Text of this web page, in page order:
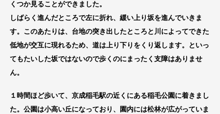
くつか見ることができました。
しばらく進んだところで左に折れ、緩い上り坂を進んでいきま
す。このあたりは、台地の突き出したところと川によってできた
低地が交互に現れるため、道は上り下りをくり返します。といっ
てもたいした坂ではないので歩くのにまったく支障はありませ
ん。
１時間ほど歩いて、京成稲毛駅の近くにある稲毛公園に着きまし
た。公園は小高い丘になっており、園内には松林が広がっていま